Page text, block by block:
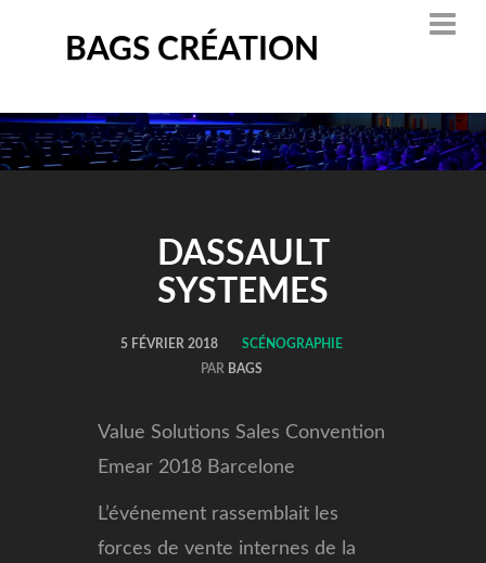
BAGS CRÉATION
DASSAULT
SYSTEMES
5 FÉVRIER 2018
SCÉNOGRAPHIE
PAR BAGS
Value Solutions Sales Convention
Emear 2018 Barcelone
L’événement rassemblait les
forces de vente internes de la